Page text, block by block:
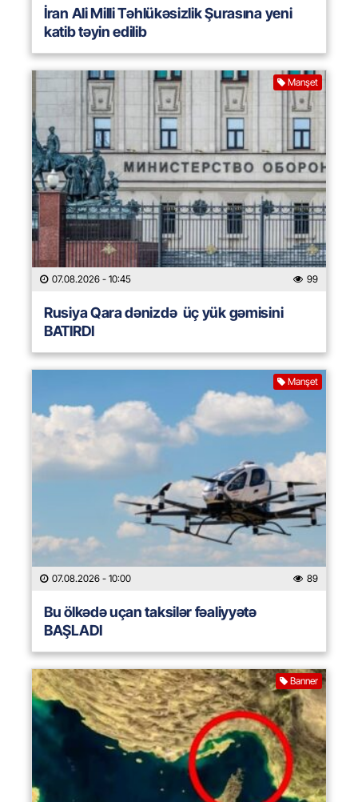
İran Ali Milli Təhlükəsizlik Şurasına yeni
katib təyin edilib
Manşet
07.08.2026 - 10:45 99
Rusiya Qara dənizdə üç yük gəmisini
BATIRDI
Manşet
07.08.2026 - 10:00 89
Bu ölkədə uçan taksilər fəaliyyətə
BAŞLADI
Banner